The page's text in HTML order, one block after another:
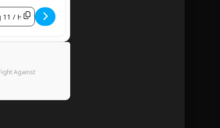
- WUSEL-K-DUSEL OLDSCHOOL-HARDCORE [2GD9HTW0T]
Against